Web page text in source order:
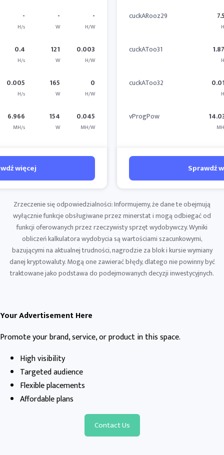
-
H/s
-
W
-
H/W
0.4
H/s
121
W
0.003
H/W
0.005
H/s
165
W
0
H/W
6.966
MH/s
154
W
0.045
MH/W
więcej
cuckARooz29
cuckAToo31
cuckAToo32
vProgPow
Sprawdź
Zrzeczenie się odpowiedzialności: Informujemy, że dane te obejmują
wyłącznie funkcje obsługiwane przez minerstat i mogą odbiegać od
funkcji oferowanych przez rzeczywisty sprzęt wydobywczy. Wyniki
obliczeń kalkulatora wydobycia są wartościami szacunkowymi,
bazującymi na aktualnej trudności, nagrodzie za blok i kursie wymiany
danej kryptowaluty. Mogą one zawierać błędy, dlatego nie powinny być
traktowane jako podstawa do podejmowanych decyzji inwestycyjnych.
Your Advertisement Here
Promote your brand, service, or product in this space.
High visibility
Targeted audience
Flexible placements
Affordable plans
Contact Us